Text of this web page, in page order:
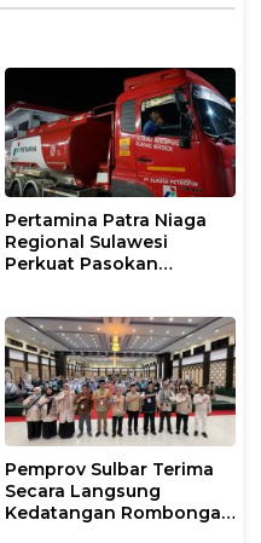
Pertamina Patra Niaga
Regional Sulawesi
Perkuat Pasokan
Pemprov Sulbar Terima
Secara Langsung
Kedatangan Rombongan